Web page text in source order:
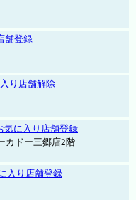
舗登録
り店舗解除
気に入り店舗登録
カドー三郷店2階
入り店舗登録